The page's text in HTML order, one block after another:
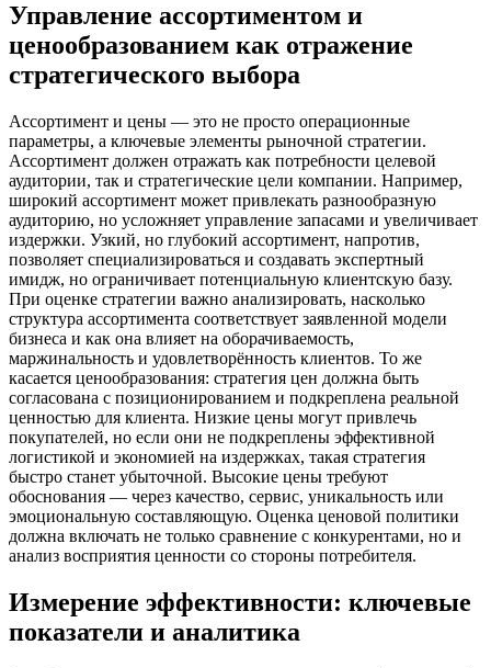
Управление ассортиментом и
ценообразованием как отражение
стратегического выбора
Ассортимент и цены — это не просто операционные
параметры, а ключевые элементы рыночной стратегии.
Ассортимент должен отражать как потребности целевой
аудитории, так и стратегические цели компании. Например,
широкий ассортимент может привлекать разнообразную
аудиторию, но усложняет управление запасами и увеличивает
издержки. Узкий, но глубокий ассортимент, напротив,
позволяет специализироваться и создавать экспертный
имидж, но ограничивает потенциальную клиентскую базу.
При оценке стратегии важно анализировать, насколько
структура ассортимента соответствует заявленной модели
бизнеса и как она влияет на оборачиваемость,
маржинальность и удовлетворённость клиентов. То же
касается ценообразования: стратегия цен должна быть
согласована с позиционированием и подкреплена реальной
ценностью для клиента. Низкие цены могут привлечь
покупателей, но если они не подкреплены эффективной
логистикой и экономией на издержках, такая стратегия
быстро станет убыточной. Высокие цены требуют
обоснования — через качество, сервис, уникальность или
эмоциональную составляющую. Оценка ценовой политики
должна включать не только сравнение с конкурентами, но и
анализ восприятия ценности со стороны потребителя.
Измерение эффективности: ключевые
показатели и аналитика